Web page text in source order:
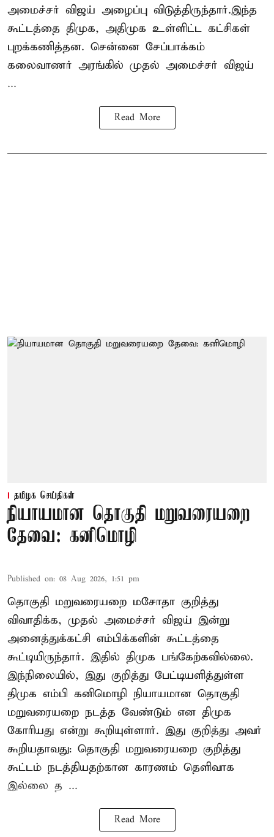
அமைச்சர் விஜய் அழைப்பு விடுத்திருந்தார்.இந்த
கூட்டத்தை திமுக, அதிமுக உள்ளிட்ட கட்சிகள்
புறக்கணித்தன. சென்னை சேப்பாக்கம்
கலைவாணர் அரங்கில் முதல் அமைச்சர் விஜய்
...
Read More
தமிழக செய்திகள்
நியாயமான தொகுதி மறுவரையறை
தேவை: கனிமொழி
Published on: 08 Aug 2026, 1:51 pm
தொகுதி மறுவரையறை மசோதா குறித்து
விவாதிக்க, முதல் அமைச்சர் விஜய் இன்று
அனைத்துக்கட்சி எம்பிக்களின் கூட்டத்தை
கூட்டியிருந்தார். இதில் திமுக பங்கேற்கவில்லை.
இந்நிலையில், இது குறித்து பேட்டியளித்துள்ள
திமுக எம்பி கனிமொழி நியாயமான தொகுதி
மறுவரையறை நடத்த வேண்டும் என திமுக
கோரியது என்று கூறியுள்ளார். இது குறித்து அவர்
கூறியதாவது: தொகுதி மறுவரையறை குறித்து
கூட்டம் நடத்தியதற்கான காரணம் தெளிவாக
இல்லை த ...
Read More